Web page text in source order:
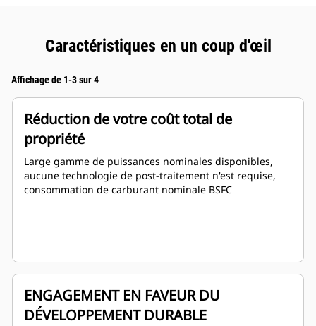
Caractéristiques en un coup d'œil
Affichage de 1-3 sur 4
Réduction de votre coût total de
propriété
Large gamme de puissances nominales disponibles,
aucune technologie de post-traitement n'est requise,
consommation de carburant nominale BSFC
ENGAGEMENT EN FAVEUR DU
DÉVELOPPEMENT DURABLE